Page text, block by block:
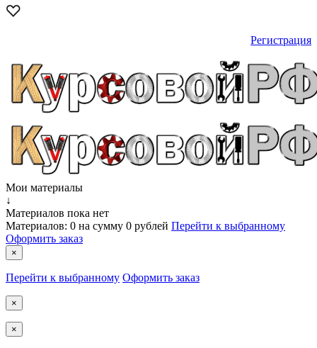
Регистрация
Мои материалы
↓
Материалов пока нет
Материалов: 0 на сумму 0 рублей Перейти к выбранному
Оформить заказ
×
Перейти к выбранному Оформить заказ
×
×